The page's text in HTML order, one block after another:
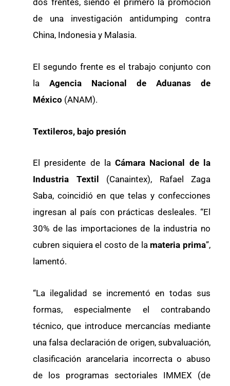
dos frentes, siendo el primero la promoción
de una investigación antidumping contra
China, Indonesia y Malasia.
El segundo frente es el trabajo conjunto con
la Agencia Nacional de Aduanas de
México (ANAM).
Textileros, bajo presión
El presidente de laCámara Nacional de la
Industria Textil (Canaintex), Rafael Zaga
Saba, coincidió en que telas y confecciones
ingresan al país con prácticas desleales. “El
30% de las importaciones de la industria no
cubren siquiera el costo de la materia prima”,
lamentó.
“La ilegalidad se incrementó en todas sus
formas, especialmente el contrabando
técnico, que introduce mercancías mediante
una falsa declaración de origen, subvaluación,
clasificación arancelaria incorrecta o abuso
de los programas sectoriales IMMEX (de